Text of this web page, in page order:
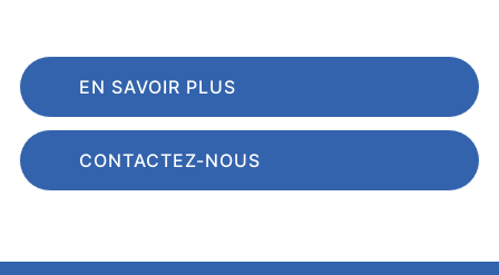
EN SAVOIR PLUS
CONTACTEZ-NOUS